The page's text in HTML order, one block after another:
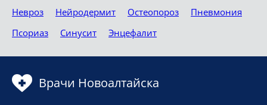
Невроз
Нейродермит Остеопороз
Пневмония
Псориаз
Синусит Энцефалит
Врачи Новоалтайска